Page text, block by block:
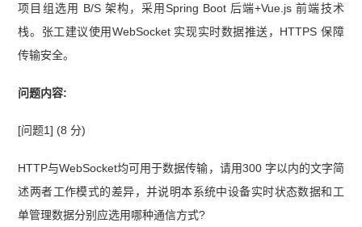
项目组选用 B/S 架构，采用Spring Boot 后端+Vue.js 前端技术
栈。张工建议使用WebSocket 实现实时数据推送，HTTPS 保障
传输安全。
问题内容:
[问题1] (8 分)
HTTP与WebSocket均可用于数据传输，请用300 字以内的文字简
述两者工作模式的差异，并说明本系统中设备实时状态数据和工
单管理数据分别应选用哪种通信方式?